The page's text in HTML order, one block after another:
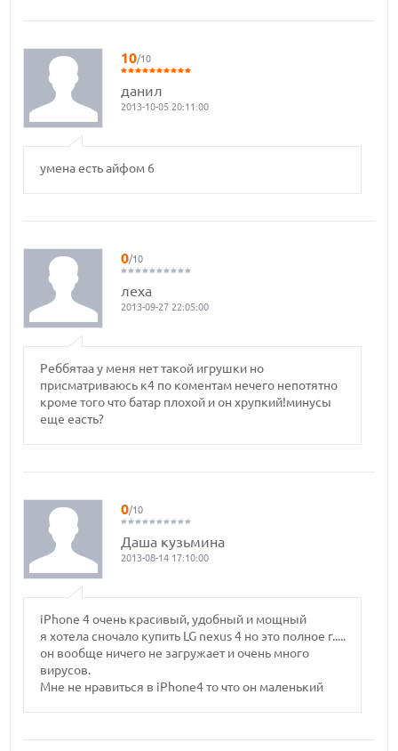
10/10
данил
2013-10-05 20:11:00
умена есть айфом 6
0/10
леха
2013-09-27 22:05:00
Реббятаа у меня нет такой игрушки но
присматриваюсь к4 по коментам нечего непотятно
кроме того что батар плохой и он хрупкий!минусы
еще еасть?
0/10
Даша кузьмина
2013-08-14 17:10:00
iPhone 4 очень красивый, удобный и мощный
я хотела сночало купить LG nexus 4 но это полное г.....
он вообще ничего не загружает и очень много
вирусов.
Мне не нравиться в iPhone4 то что он маленький